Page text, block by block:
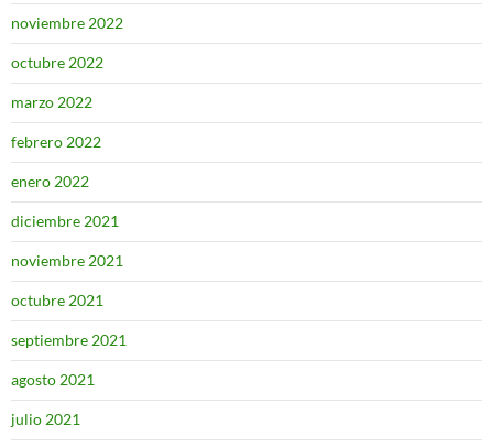
noviembre 2022
octubre 2022
marzo 2022
febrero 2022
enero 2022
diciembre 2021
noviembre 2021
octubre 2021
septiembre 2021
agosto 2021
julio 2021